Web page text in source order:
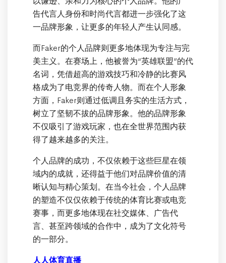
告代言人身份和时尚代言都进一步强化了这
一品牌形象，让更多的年轻人产生认同感。
而Faker的个人品牌则更多地体现为专注与完
美主义。在赛场上，他被誉为“英雄联盟”的代
名词，凭借超高的游戏技巧和冷静的比赛风
格成为了电竞界的传奇人物。而在个人形象
方面，Faker则通过低调且务实的生活方式，
树立了坚韧不拔的品牌形象。他的品牌形象
不仅吸引了游戏玩家，也在全世界范围内获
得了越来越多的关注。
个人品牌的成功，不仅依赖于这些巨星在领
域内的成就，还得益于他们对品牌价值的清
晰认知与精心策划。在当今社会，个人品牌
的塑造不仅仅依赖于传统的体育比赛或电竞
赛事，而更多地体现在社交媒体、广告代
言、甚至跨领域的合作中，成为了文化符号
的一部分。
人人体育直播